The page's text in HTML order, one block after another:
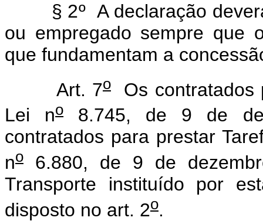
§ 2º A declaração deverá
ou empregado sempre que
que fundamentam a
Art. 7o Os contratados
Lei no8.745, de 9 de
contratados para prestar
no 6.880, de 9 de
Transporte instituído por
disposto no art. 2o.